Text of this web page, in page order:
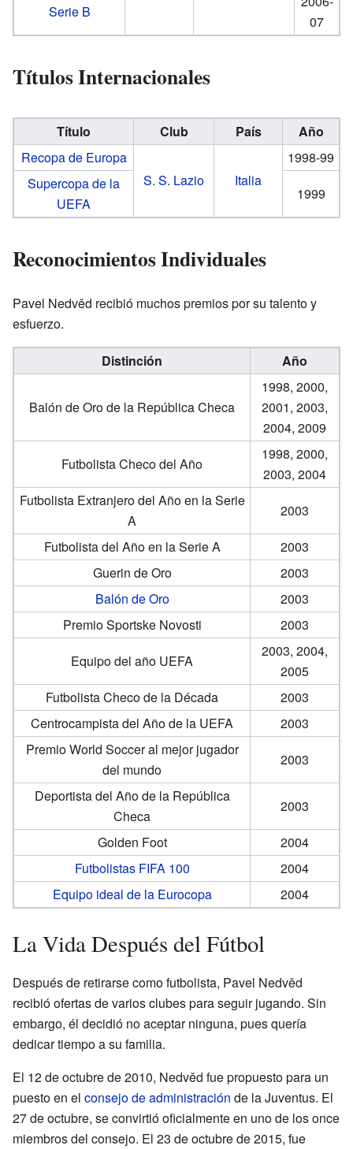
Serie B
07
Títulos Internacionales
Título Club País
Año
Recopa de Europa
S. S. Lazio
Italia
1998-99
Supercopa de la
UEFA
1999
Reconocimientos Individuales
Pavel Nedvěd recibió muchos premios por su talento y
esfuerzo.
Distinción Año
Balón de Oro de la República Checa
1998, 2000,
2001, 2003,
2004, 2009
Futbolista Checo del Año
1998, 2000,
2003, 2004
Futbolista Extranjero del Año en la Serie
A
2003
Futbolista del Año en la Serie A
2003
Guerin de Oro
2003
Balón de Oro
2003
Premio Sportske Novosti
2003
Equipo del año UEFA
2003, 2004,
2005
Futbolista Checo de la Década
2003
Centrocampista del Año de la UEFA
2003
Premio World Soccer al mejor jugador
del mundo
2003
Deportista del Año de la República
Checa
2003
Golden Foot
2004
Futbolistas FIFA 100
2004
Equipo ideal de la Eurocopa
2004
La Vida Después del Fútbol
Después de retirarse como futbolista, Pavel Nedvěd
recibió ofertas de varios clubes para seguir jugando. Sin
embargo, él decidió no aceptar ninguna, pues quería
dedicar tiempo a su familia.
El 12 de octubre de 2010, Nedvěd fue propuesto para un
puesto en el consejo de administración de la Juventus. El
27 de octubre, se convirtió oficialmente en uno de los once
miembros del consejo. El 23 de octubre de 2015, fue